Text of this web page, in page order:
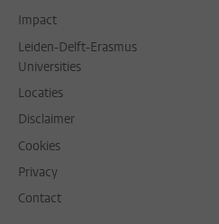
Impact
Leiden-Delft-Erasmus
Universities
Locaties
Disclaimer
Cookies
Privacy
Contact